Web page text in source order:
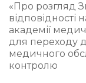
«Про розгляд
відповідності
академії
для переходу
медичного
контролю